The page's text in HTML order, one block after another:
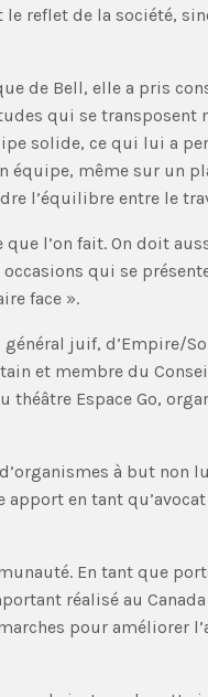
reflet de la société,
de Bell, elle a pris
qui se transposent
solide, ce qui lui a
équipe, même sur un
l’équilibre entre le
l’on fait. On doit
qui se
face ».
juif, d’Empire/
et membre du
Espace Go,
à but
en tant
En tant que
réalisé au
pour améliorer